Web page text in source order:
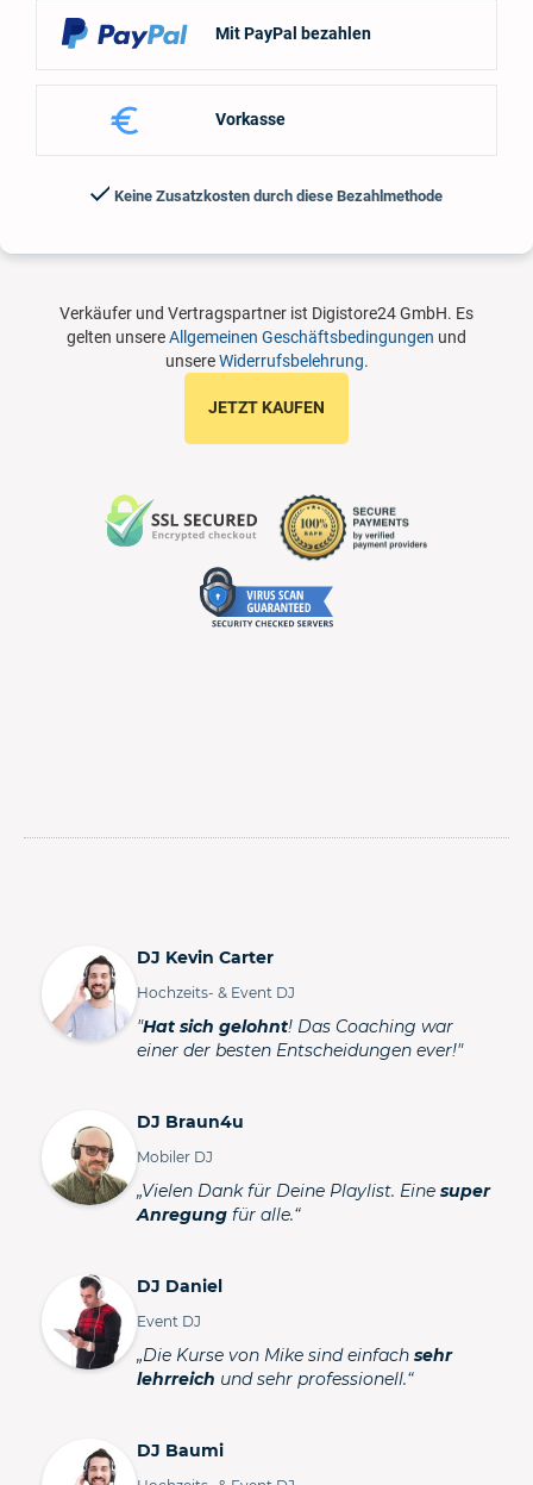
Mit PayPal bezahlen
Vorkasse
Keine Zusatzkosten durch diese Bezahlmethode
Verkäufer und Vertragspartner ist Digistore24 GmbH. Es
gelten unsereAllgemeinen Geschäftsbedingungen und
unsereWiderrufsbelehrung.
JETZT KAUFEN
DJ Kevin Carter
Hochzeits- & Event DJ
"Hat sich gelohnt! Das Coaching war
einer der besten Entscheidungen ever!"
DJ Braun4u
Mobiler DJ
„Vielen Dank für Deine Playlist. Eine super
Anregung für alle.“
DJ Daniel
Event DJ
„Die Kurse von Mike sind einfach sehr
lehrreich und sehr professionell.“
DJ Baumi